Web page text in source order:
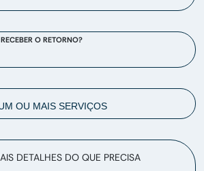
O RETORNO?
DETALHES DO QUE PRECISA